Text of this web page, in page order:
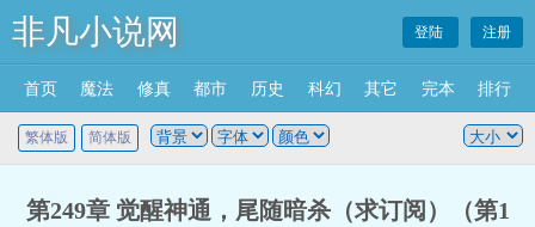
非凡小说网 登陆 注册
首页 魔法 修真 都市 历史 科幻 其它 完本 排行
繁体版 简体版
第249章 觉醒神通，尾随暗杀（求订阅）（第1